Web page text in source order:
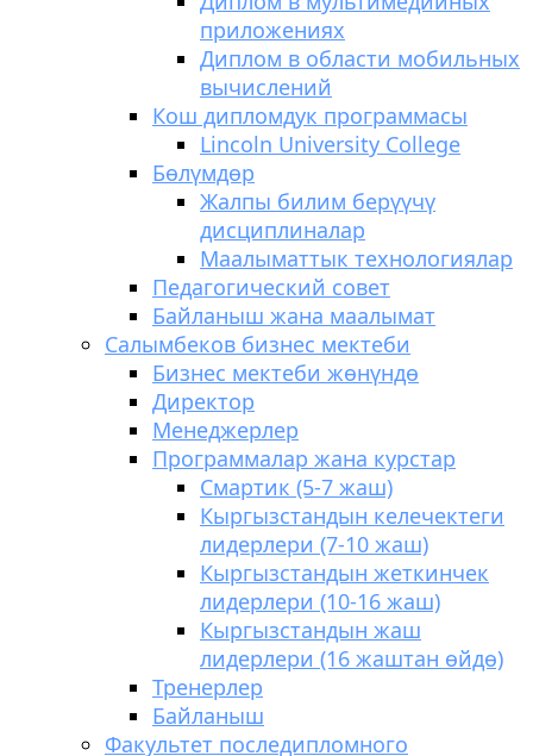
приложениях
Диплом в области мобильных
вычислений
Кош дипломдук программасы
Lincoln University College
Бөлүмдөр
Жалпы билим берүүчү
дисциплиналар
Маалыматтык технологиялар
Педагогический совет
Байланыш жана маалымат
Салымбеков бизнес мектеби
Бизнес мектеби жөнүндө
Директор
Менеджерлер
Программалар жана курстар
Смартик (5-7 жаш)
Кыргызстандын келечектеги
лидерлери (7-10 жаш)
Кыргызстандын жеткинчек
лидерлери (10-16 жаш)
Кыргызстандын жаш
лидерлери (16 жаштан өйдө)
Тренерлер
Байланыш
Факультет последипломного